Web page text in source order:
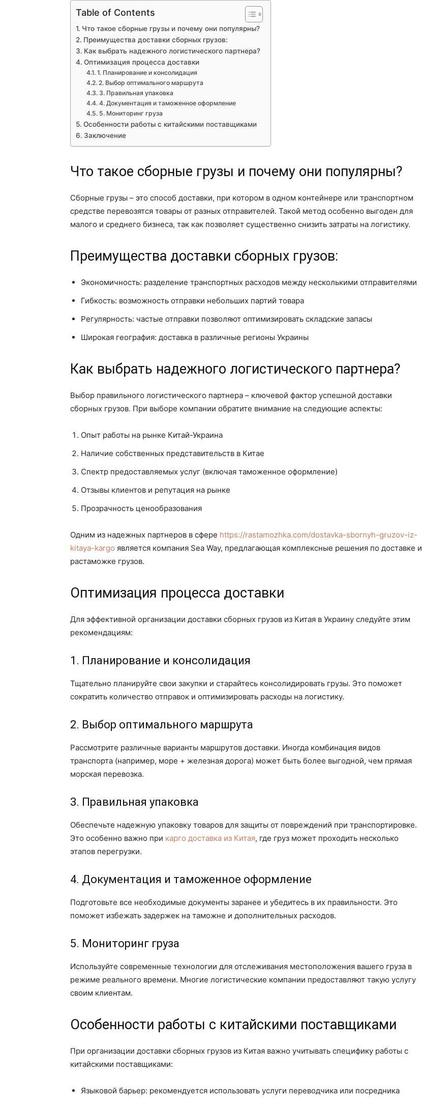
Table of Contents
Что такое сборные грузы и почему они популярны?
Преимущества доставки сборных грузов:
Как выбрать надежного логистического партнера?
Оптимизация процесса доставки
1. Планирование и консолидация
2. Выбор оптимального маршрута
3. Правильная упаковка
4. Документация и таможенное оформление
5. Мониторинг груза
Особенности работы с китайскими поставщиками
Заключение
Что такое сборные грузы и почему они популярны?
Сборные грузы – это способ доставки, при котором в одном контейнере или транспортном
средстве перевозятся товары от разных отправителей. Такой метод особенно выгоден для
малого и среднего бизнеса, так как позволяет существенно снизить затраты на логистику.
Преимущества доставки сборных грузов:
Экономичность: разделение транспортных расходов между несколькими отправителями
Гибкость: возможность отправки небольших партий товара
Регулярность: частые отправки позволяют оптимизировать складские запасы
Широкая география: доставка в различные регионы Украины
Как выбрать надежного логистического партнера?
Выбор правильного логистического партнера – ключевой фактор успешной доставки
сборных грузов. При выборе компании обратите внимание на следующие аспекты:
Опыт работы на рынке Китай-Украина
Наличие собственных представительств в Китае
Спектр предоставляемых услуг (включая таможенное оформление)
Отзывы клиентов и репутация на рынке
Прозрачность ценообразования
Одним из надежных партнеров в сфере https://rastamozhka.com/dostavka-sbornyh-gruzov-iz-
kitaya-kargo является компания Sea Way, предлагающая комплексные решения по доставке и
растаможке грузов.
Оптимизация процесса доставки
Для эффективной организации доставки сборных грузов из Китая в Украину следуйте этим
рекомендациям:
1. Планирование и консолидация
Тщательно планируйте свои закупки и старайтесь консолидировать грузы. Это поможет
сократить количество отправок и оптимизировать расходы на логистику.
2. Выбор оптимального маршрута
Рассмотрите различные варианты маршрутов доставки. Иногда комбинация видов
транспорта (например, море + железная дорога) может быть более выгодной, чем прямая
морская перевозка.
3. Правильная упаковка
Обеспечьте надежную упаковку товаров для защиты от повреждений при транспортировке.
Это особенно важно при карго доставка из Китая, где груз может проходить несколько
этапов перегрузки.
4. Документация и таможенное оформление
Подготовьте все необходимые документы заранее и убедитесь в их правильности. Это
поможет избежать задержек на таможне и дополнительных расходов.
5. Мониторинг груза
Используйте современные технологии для отслеживания местоположения вашего груза в
режиме реального времени. Многие логистические компании предоставляют такую услугу
своим клиентам.
Особенности работы с китайскими поставщиками
При организации доставки сборных грузов из Китая важно учитывать специфику работы с
китайскими поставщиками:
Языковой барьер: рекомендуется использовать услуги переводчика или посредника